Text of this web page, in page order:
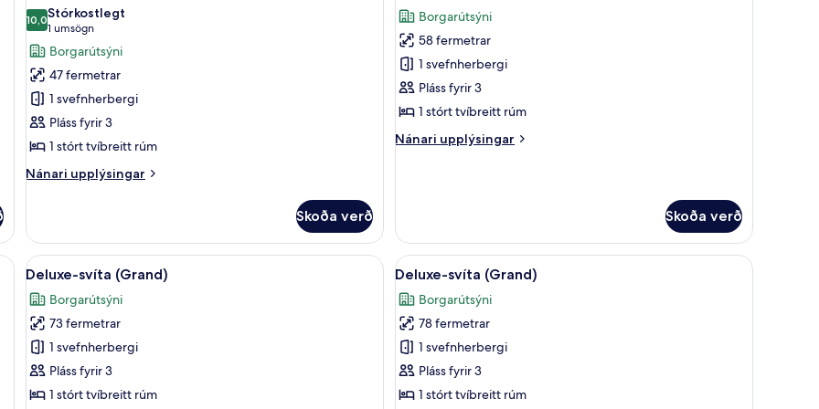
tvíbreitt
rúm
(Grand
myndir
fyrir
Junior-
svíta
10,010,0 af 10
Stórkostlegt
1 umsögn
(1
umsögn)
Borgarútsýni
47 fermetrar
1 svefnherbergi
Pláss fyrir 3
1 stórt tvíbreitt rúm
Nánari upplýsingar
Nánari
svíta
Skoða verð
myndir
fyrir
Deluxe-
svíta
(Junior)
Borgarútsýni
58 fermetrar
1 svefnherbergi
Pláss fyrir 3
1 stórt tvíbreitt rúm
Nánari upplýsingar
Nánari
Skoða verð
rúmföt af bestu gerð, dúnsængur
Skoða
allar
myndir
fyrir
Deluxe-
svíta
(Grand)
Deluxe-svíta (Grand) | Ítölsk Frette-rúmföt, rúmföt af bestu gerð, dúnsængur
5
Deluxe-svíta (Grand)
Borgarútsýni
73 fermetrar
1 svefnherbergi
Pláss fyrir 3
1 stórt tvíbreitt rúm
Skoða
allar
myndir
fyrir
Deluxe-
svíta
(Grand)
Deluxe-svíta (Grand) | Stofa | 55-tommu
2
Deluxe-svíta (Grand)
Borgarútsýni
78 fermetrar
1 svefnherbergi
Pláss fyrir 3
1 stórt tvíbreitt rúm